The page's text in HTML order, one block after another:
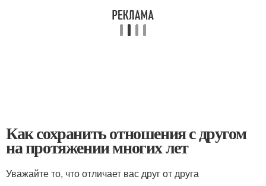
Как сохранить отношения с другом
на протяжении многих лет
Уважайте то, что отличает вас друг от друга